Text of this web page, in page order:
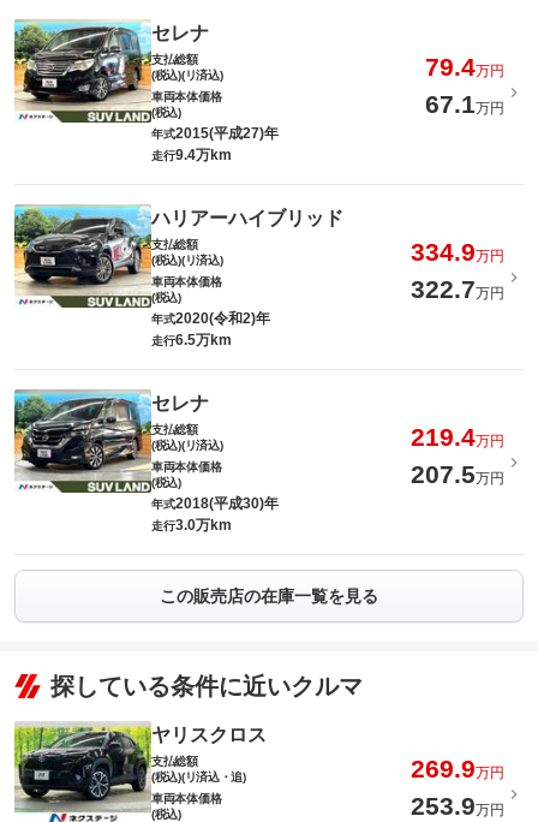
セレナ
支払総額
(税込)(リ済込)
79.4万円
車両本体価格
(税込)
67.1万円
年式2015(平成27)年
走行9.4万km
ハリアーハイブリッド
支払総額
(税込)(リ済込)
334.9万円
車両本体価格
(税込)
322.7万円
年式2020(令和2)年
走行6.5万km
セレナ
支払総額
(税込)(リ済込)
219.4万円
車両本体価格
(税込)
207.5万円
年式2018(平成30)年
走行3.0万km
この販売店の在庫一覧を見る
探している条件に近いクルマ
ヤリスクロス
支払総額
(税込)(リ済込・追)
269.9万円
車両本体価格
(税込)
253.9万円